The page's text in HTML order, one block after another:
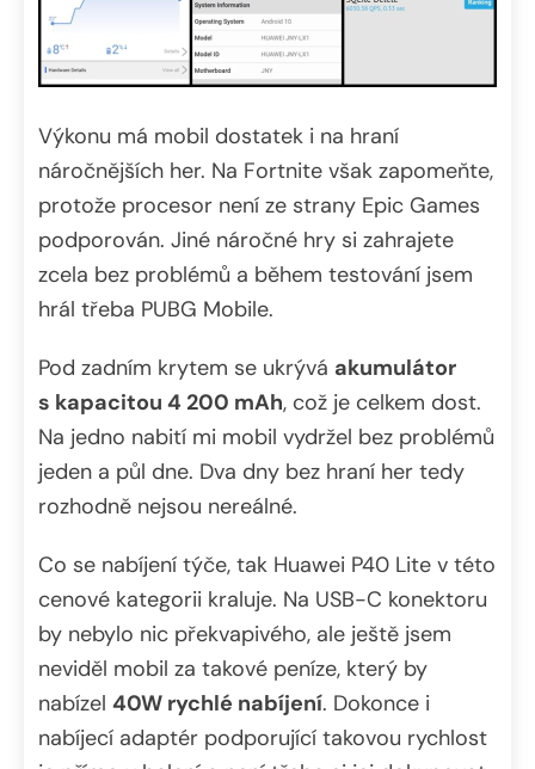
Výkonu má mobil dostatek i na hraní
náročnějších her. Na Fortnite však zapomeňte,
protože procesor není ze strany Epic Games
podporován. Jiné náročné hry si zahrajete
zcela bez problémů a během testování jsem
hrál třeba PUBG Mobile.
Pod zadním krytem se ukrývá akumulátor
s kapacitou 4 200 mAh, což je celkem dost.
Na jedno nabití mi mobil vydržel bez problémů
jeden a půl dne. Dva dny bez hraní her tedy
rozhodně nejsou nereálné.
Co se nabíjení týče, tak Huawei P40 Lite v této
cenové kategorii kraluje. Na USB-C konektoru
by nebylo nic překvapivého, ale ještě jsem
neviděl mobil za takové peníze, který by
nabízel 40W rychlé nabíjení. Dokonce i
nabíjecí adaptér podporující takovou rychlost